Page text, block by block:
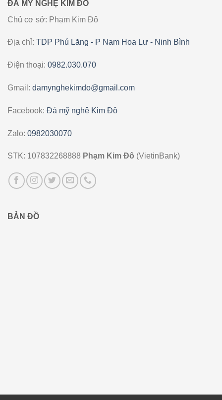
ĐÁ MỸ NGHỆ KIM ĐÔ
Chủ cơ sở: Phạm Kim Đô
Địa chỉ: TDP Phú Lăng - P Nam Hoa Lư - Ninh Bình
Điện thoại: 0982.030.070
Gmail: damynghekimdo@gmail.com
Facebook: Đá mỹ nghệ Kim Đô
Zalo: 0982030070
STK: 107832268888 Phạm Kim Đô (VietinBank)
BẢN ĐỒ